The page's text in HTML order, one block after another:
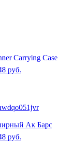
Carrying Case
руб.
Ак Барс
руб.